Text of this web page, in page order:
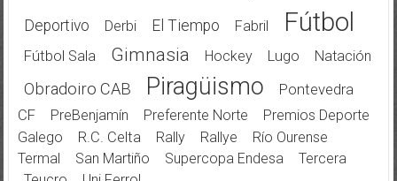
Deportivo Derbi El Tiempo Fabril Fútbol
Fútbol Sala Gimnasia Hockey Lugo Natación
Obradoiro CAB Piragüismo
Pontevedra
CF
PreBenjamín Preferente Norte
Premios Deporte
Galego
R.C. Celta Rally Rallye
Río Ourense
Termal
San Martiño Supercopa Endesa
Tercera